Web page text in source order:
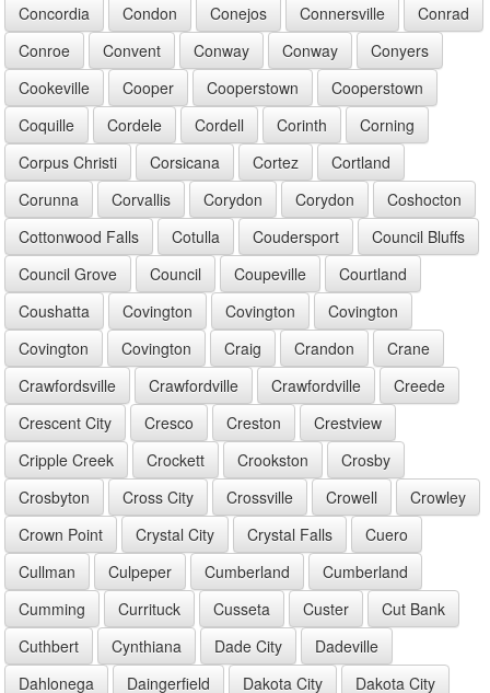
Concordia
Condon Conejos Connersville
Conrad
Conroe
Convent Conway Conway
Conyers
Cookeville
Cooper Cooperstown
Cooperstown
Coquille
Cordele Cordell Corinth
Corning
Corpus Christi
Corsicana Cortez
Cortland
Corunna
Corvallis Corydon Corydon
Coshocton
Cottonwood Falls
Cotulla Coudersport
Council Bluffs
Council Grove
Council Coupeville
Courtland
Coushatta
Covington Covington
Covington
Covington
Covington Craig Crandon
Crane
Crawfordsville
Crawfordville Crawfordville
Creede
Crescent City
Cresco Creston
Crestview
Cripple Creek
Crockett Crookston
Crosby
Crosbyton
Cross City Crossville Crowell
Crowley
Crown Point
Crystal City Crystal Falls
Cuero
Cullman
Culpeper Cumberland
Cumberland
Cumming
Currituck Cusseta Custer
Cut Bank
Cuthbert
Cynthiana Dade City
Dadeville
Dahlonega
Daingerfield Dakota City
Dakota City